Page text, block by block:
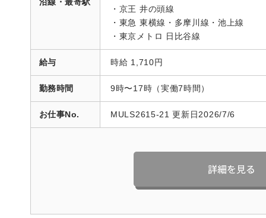
・京王 井の頭線
・東急 東横線・多摩川線・池上線
・東京メトロ 日比谷線
給与 時給 1,710円
勤務時間 9時〜17時（実働7時間）
お仕事No. MULS2615-21 更新日2026/7/6